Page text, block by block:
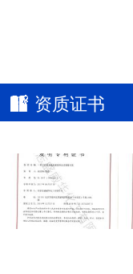
资质证书